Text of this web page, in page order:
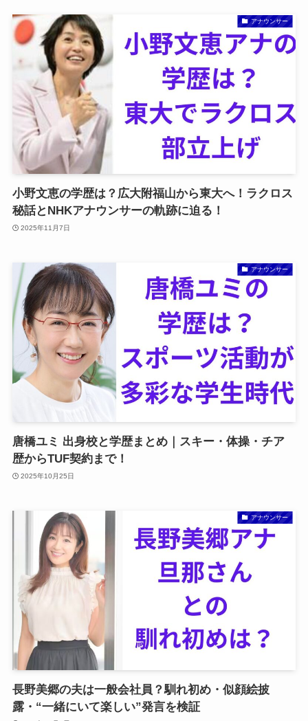
アナウンサー
小野文恵の学歴は？広大附福山から東大へ！ラクロス
秘話とNHKアナウンサーの軌跡に迫る！
2025年11月7日
アナウンサー
唐橋ユミ 出身校と学歴まとめ｜スキー・体操・チア
歴からTUF契約まで！
2025年10月25日
アナウンサー
長野美郷の夫は一般会社員？馴れ初め・似顔絵披
露・“一緒にいて楽しい”発言を検証